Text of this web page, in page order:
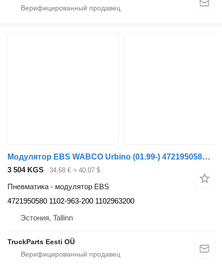
Модулятор EBS WABCO Urbino (01.99-) 4721950580 для автобуса Solaris Urbino, Alpino, Vacanza (1999-)
3 504 KGS 34,68 € ≈ 40,07 $
Пневматика - модулятор EBS
4721950580 1102-963-200 1102963200
Эстония, Tallinn
TruckParts Eesti OÜ